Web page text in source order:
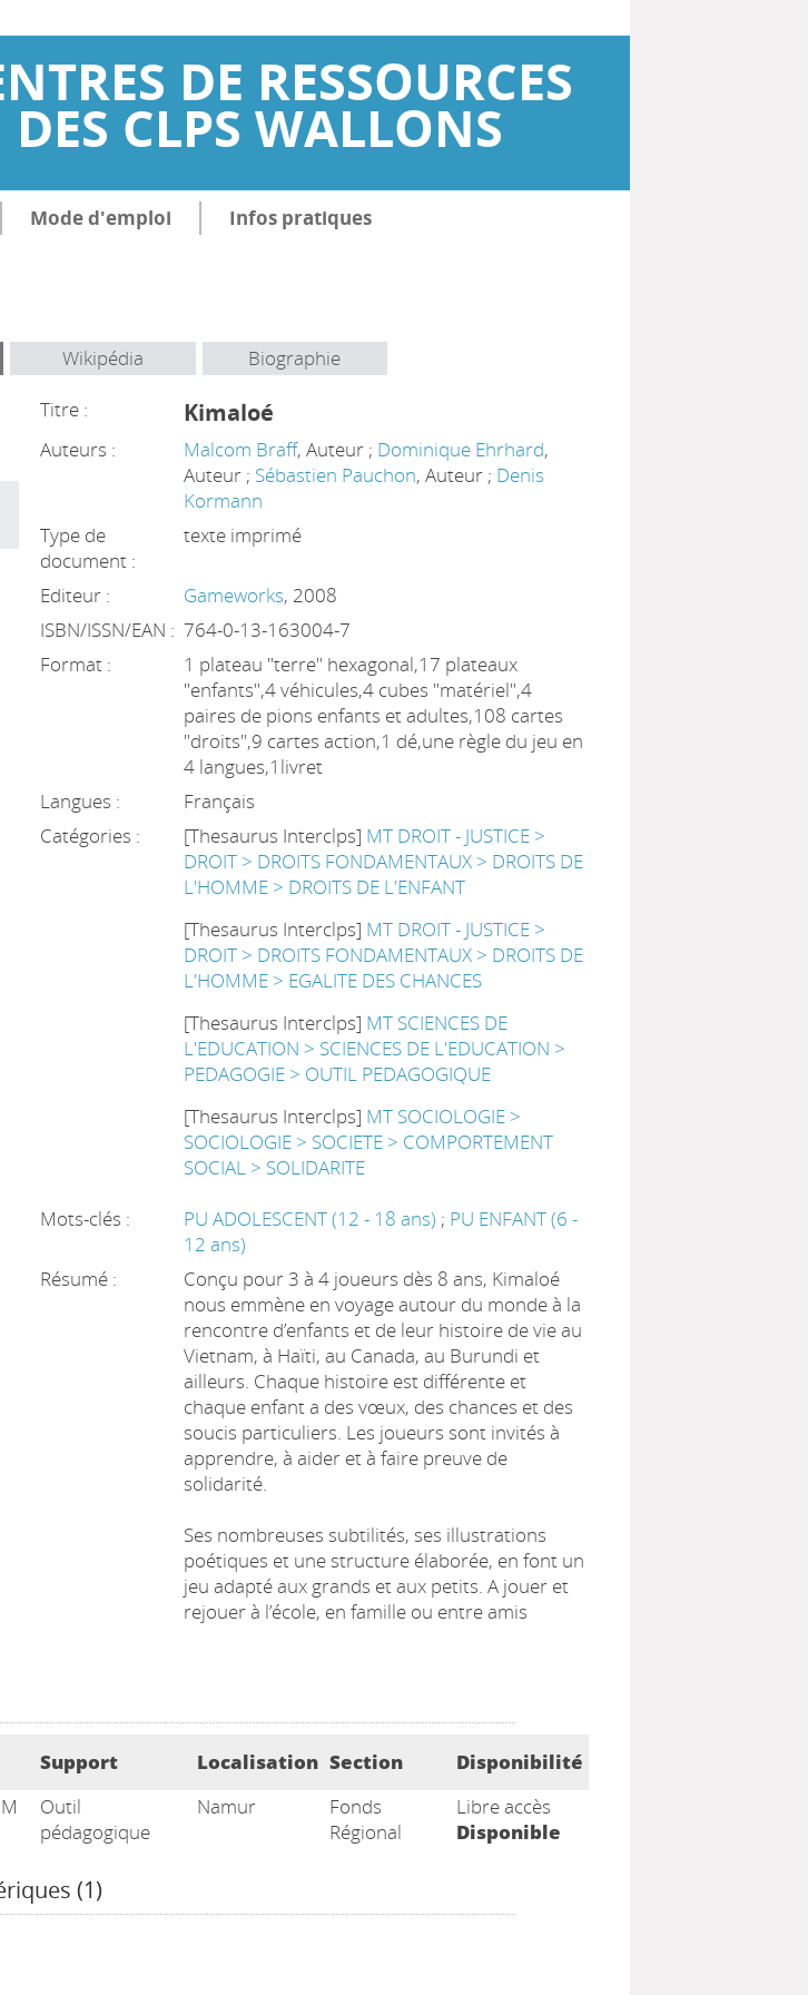
DE RESSOURCES
DES CLPS WALLONS
Mode d'emploi Infos pratiques
Wikipédia Biographie
Titre : Kimaloé
Auteurs : Malcom Braff, Auteur ; Dominique Ehrhard,
Auteur ; Sébastien Pauchon, Auteur ; Denis
Kormann
Type de
document :
texte imprimé
Editeur : Gameworks, 2008
ISBN/ISSN/EAN : 764-0-13-163004-7
Format :
1 plateau "terre" hexagonal,17 plateaux
"enfants",4 véhicules,4 cubes "matériel",4
paires de pions enfants et adultes,108 cartes
"droits",9 cartes action,1 dé,une règle du jeu en
4 langues,1livret
Langues :
Français
Catégories :
[Thesaurus Interclps] MT DROIT - JUSTICE >
DROIT > DROITS FONDAMENTAUX > DROITS DE
L'HOMME > DROITS DE L'ENFANT
[Thesaurus Interclps] MT DROIT - JUSTICE >
DROIT > DROITS FONDAMENTAUX > DROITS DE
L'HOMME > EGALITE DES CHANCES
[Thesaurus Interclps] MT SCIENCES DE
L'EDUCATION > SCIENCES DE L'EDUCATION >
PEDAGOGIE > OUTIL PEDAGOGIQUE
[Thesaurus Interclps] MT SOCIOLOGIE >
SOCIOLOGIE > SOCIETE > COMPORTEMENT
SOCIAL > SOLIDARITE
Mots-clés :
PU ADOLESCENT (12 - 18 ans) ; PU ENFANT (6 -
12 ans)
Résumé :
Conçu pour 3 à 4 joueurs dès 8 ans, Kimaloé
nous emmène en voyage autour du monde à la
rencontre d’enfants et de leur histoire de vie au
Vietnam, à Haïti, au Canada, au Burundi et
ailleurs. Chaque histoire est différente et
chaque enfant a des vœux, des chances et des
soucis particuliers. Les joueurs sont invités à
apprendre, à aider et à faire preuve de
solidarité.
Ses nombreuses subtilités, ses illustrations
poétiques et une structure élaborée, en font un
jeu adapté aux grands et aux petits. A jouer et
rejouer à l’école, en famille ou entre amis
Support Localisation Section
Disponibilité
Outil
pédagogique
Namur
Fonds
Régional
Libre accès
Disponible
(1)